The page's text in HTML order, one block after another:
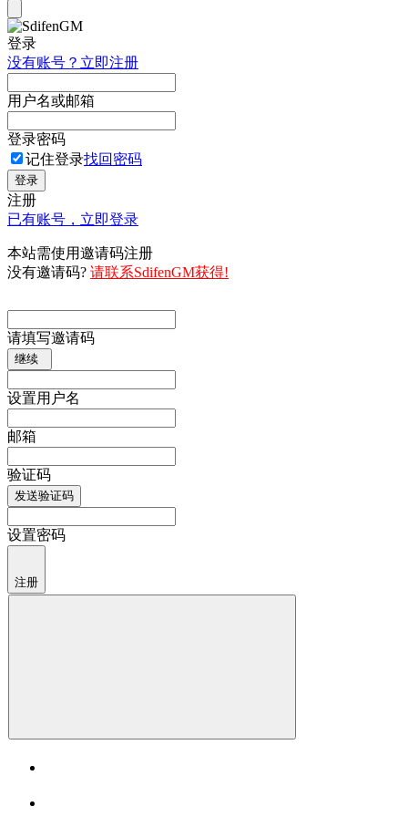
登录
没有账号？立即注册
用户名或邮箱
登录密码
记住登录找回密码
登录
注册
已有账号，立即登录
本站需使用邀请码注册
没有邀请码? 请联系SdifenGM获得!
请填写邀请码
继续
设置用户名
邮箱
验证码
发送验证码
设置密码
注册